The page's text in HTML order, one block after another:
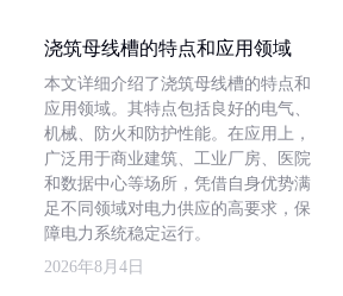
浇筑母线槽的特点和应用领域
本文详细介绍了浇筑母线槽的特点和
应用领域。其特点包括良好的电气、
机械、防火和防护性能。在应用上，
广泛用于商业建筑、工业厂房、医院
和数据中心等场所，凭借自身优势满
足不同领域对电力供应的高要求，保
障电力系统稳定运行。
2026年8月4日